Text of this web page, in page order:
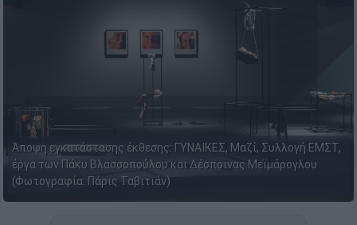
Άποψη εγκατάστασης έκθεσης: ΓΥΝΑΙΚΕΣ, Μαζί, Συλλογή ΕΜΣΤ,
έργα των Πάκυ Βλασσοπούλου και Δέσποινας Μεϊμάρογλου
(Φωτογραφία: Πάρις Ταβιτιάν)